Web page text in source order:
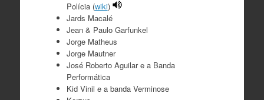
Polícia (wiki)
Jards Macalé
Jean & Paulo Garfunkel
Jorge Matheus
Jorge Mautner
José Roberto Aguilar e a Banda
Performática
Kid Vinil e a banda Verminose